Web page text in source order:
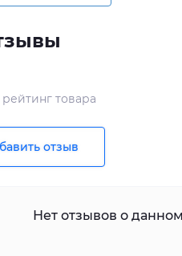
товара
отзыв
Нет отзывов о